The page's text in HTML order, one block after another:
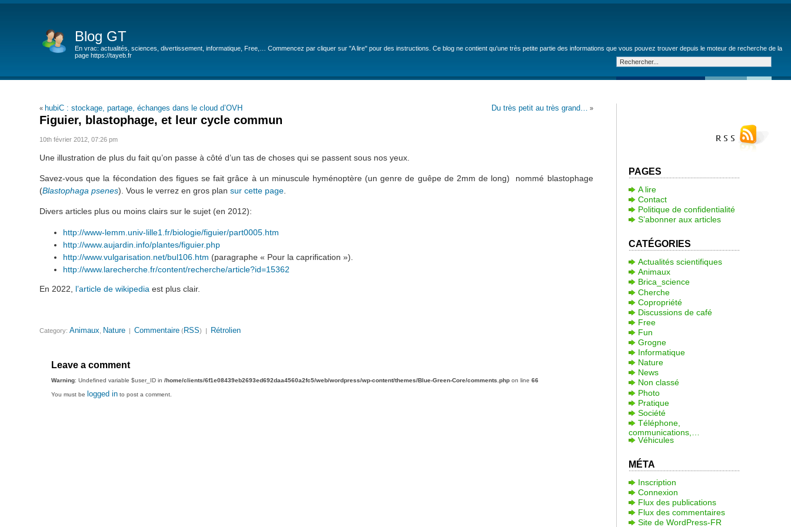
Blog GT
En vrac: actualités, sciences, divertissement, informatique, Free,… Commencez par cliquer sur "A lire" pour des instructions. Ce blog ne contient qu'une très petite partie des informations que vous pouvez trouver depuis le moteur de recherche de la
page https://tayeb.fr
« hubiC : stockage, partage, échanges dans le cloud d’OVH Du très petit au très grand… »
Figuier, blastophage, et leur cycle commun
10th février 2012, 07:26 pm
Une illustration de plus du fait qu’on passe à côté d’un tas de choses qui se passent sous nos yeux.
Savez-vous que la fécondation des figues se fait grâce à un minuscule hyménoptère (un genre de guêpe de 2mm de long) nommé blastophage
(Blastophaga psenes). Vous le verrez en gros plansur cette page
Divers articles plus ou moins clairs sur le sujet (en 2012):
http://www-lemm.univ-lille1.fr/biologie/figuier/part0005.htm
http://www.aujardin.info/plantes/figuier.php
http://www.vulgarisation.net/bul106.htm (paragraphe « Pour la caprification »).
http://www.larecherche.fr/content/recherche/article?id=15362
En 2022, l’article de wikipedia est plus clair.
Category:Animaux Nature |Commentaire (RSS) | Rétrolien
Leave a comment
Warning: Undefined variable $user_ID in/home/clients/6f1e08439eb2693ed692daa4560a2fc5/web/wordpress/wp-content/themes/Blue-Green-Core/comments.php on line66
You must be logged in to post a comment.
PAGES
A lire
Contact
Politique de confidentialité
S’abonner aux articles
CATÉGORIES
Actualités scientifiques
Animaux
Brica_science
Cherche
Copropriété
Discussions de café
Free
Fun
Grogne
Informatique
Nature
News
Non classé
Photo
Pratique
Société
Téléphone,
communications,…
Véhicules
MÉTA
Inscription
Connexion
Flux des publications
Flux des commentaires
Site de WordPress-FR